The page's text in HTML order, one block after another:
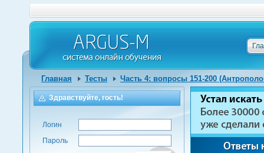
Главная Тесты Часть 4: вопросы 151-200
Здравствуйте, гость!
Логин
Пароль